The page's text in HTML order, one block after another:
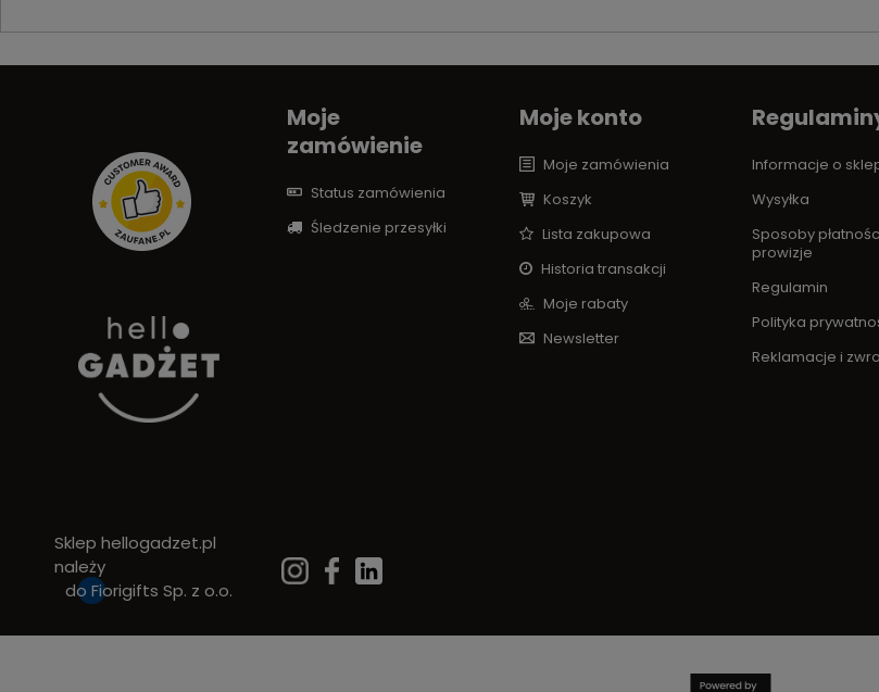
Sklep hellogadzet.pl
należy
do Fiorigifts Sp. z o.o.
Moje
zamówienie
Status zamówienia
Śledzenie przesyłki
Moje konto
Moje zamówienia
Koszyk
Lista zakupowa
Historia transakcji
Moje rabaty
Newsletter
Informacje o
Wysyłka
Sposoby
prowizje
Regulamin
Polityka
Reklamacje i